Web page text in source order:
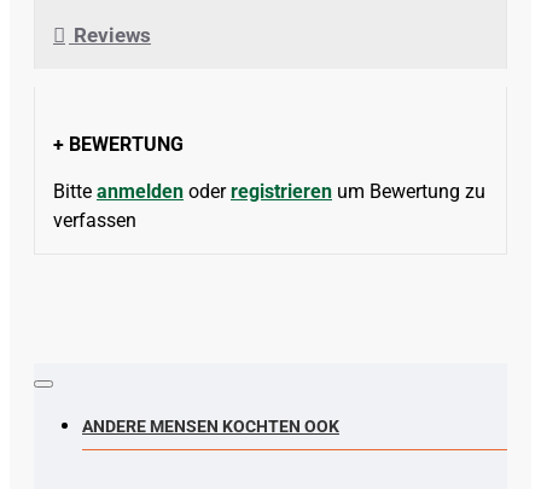
Reviews
+ BEWERTUNG
Bitte anmelden oderregistrieren um Bewertung zu
verfassen
ANDERE MENSEN KOCHTEN OOK